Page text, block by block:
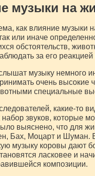
музыки на
как влияние музыки
или иначе
обстоятельств,
за его
музыку немного
очень высокие
специальные
какие-то
набор звуков, которые
выяснено, что для
Бах, Моцарт и Шуман.
музыку коровы дают
ласковее и
композиции.